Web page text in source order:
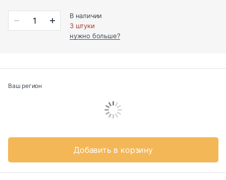
В наличии
3 штуки
нужно больше?
Ваш регион
Добавить в корзину